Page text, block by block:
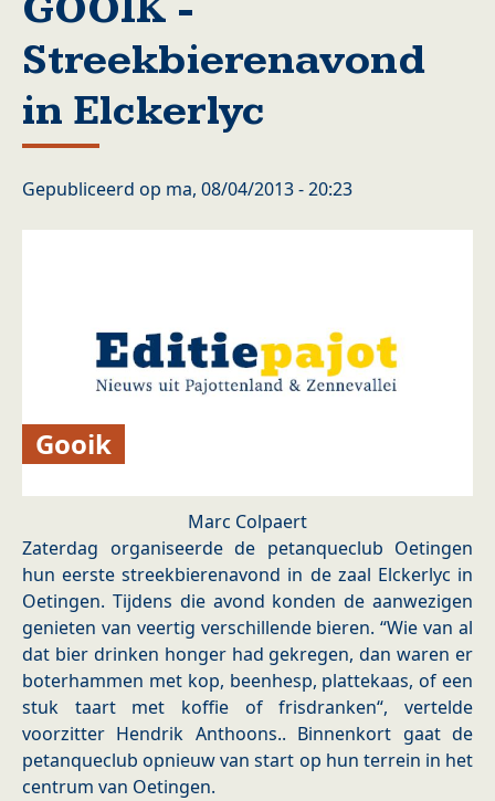
Streekbierenavond
in Elckerlyc
Gepubliceerd op ma, 08/04/2013 - 20:23
Gooik
Marc Colpaert
Zaterdag organiseerde de petanqueclub Oetingen
hun eerste streekbierenavond in de zaal Elckerlyc in
Oetingen. Tijdens die avond konden de aanwezigen
genieten van veertig verschillende bieren. “Wie van al
dat bier drinken honger had gekregen, dan waren er
boterhammen met kop, beenhesp, plattekaas, of een
stuk taart met koffie of frisdranken“, vertelde
voorzitter Hendrik Anthoons.. Binnenkort gaat de
petanqueclub opnieuw van start op hun terrein in het
centrum van Oetingen.